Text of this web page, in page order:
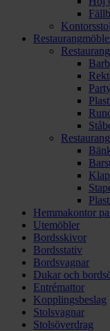
Hemmakontor
Utemöbler
Bordsskivor
Bordsstativ
Bordsvagnar
Dukar och
Entrémattor
Kopplingsbeslag
Stolsvagnar
Stolsöverdrag